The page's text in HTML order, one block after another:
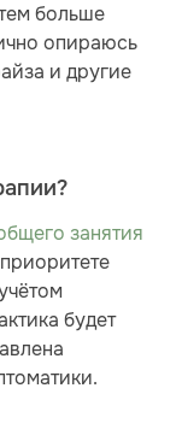
больше
опираюсь
и другие
занятия
будет